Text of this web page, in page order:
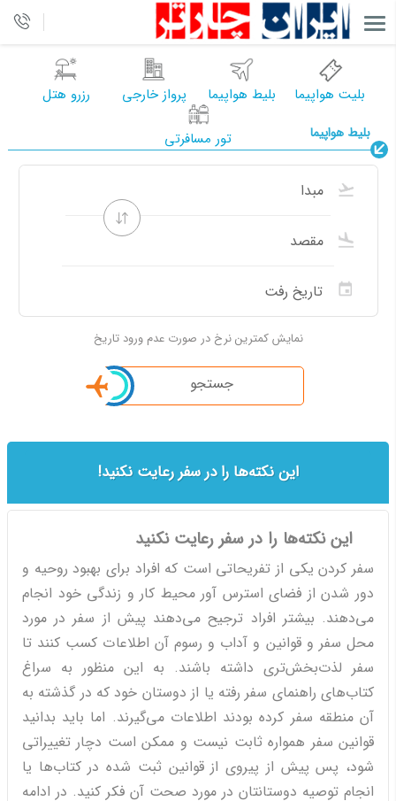
بلیت هواپیما بلیط هواپیما پرواز خارجی رزرو هتل
تور مسافرتی بلیط هواپیما
نمایش کمترین نرخ در صورت عدم ورود تاریخ
جستجو
این نکته‌ها را در سفر رعایت نکنید!
سفر کردن یکی از تفریحاتی است که افراد برای بهبود روحیه و
دور شدن از فضای استرس ‌آور محیط کار و زندگی خود انجام
می‌دهند. بیشتر افراد ترجیح می‌دهند پیش از سفر در مورد
محل سفر و قوانین و آداب و رسوم آن اطلاعات کسب کنند تا
سفر لذت‌بخش‌تری داشته باشند. به این منظور به سراغ
کتاب‌های راهنمای سفر رفته یا از دوستان خود که در گذشته به
آن منطقه سفر کرده بودند اطلاعات می‌گیرند. اما باید بدانید
قوانین سفر همواره ثابت نیست و ممکن است دچار تغییراتی
شود، پس پیش از پیروی از قوانین ثبت شده در کتا‌ب‌ها یا
انجام توصیه دوستانتان در مورد صحت آن فکر کنید. در ادامه